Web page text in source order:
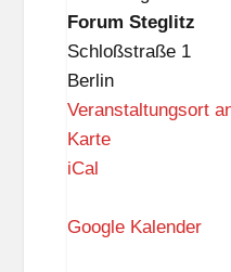
t
z
Steglitz
Forum Steglitz
Schloßstraße 1
Berlin
Veranstaltungsort
KarteF
u
iCal
Google Kalender